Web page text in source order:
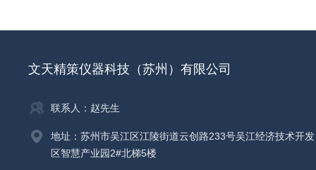
文天精策仪器科技（苏州）有限公司
联系人：赵先生
地址：苏州市吴江区江陵街道云创路233号吴江经济技术开发
区智慧产业园2#北梯5楼